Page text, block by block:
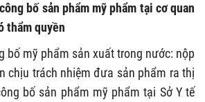
bố sản phẩm mỹ phẩm tại cơ quan
thẩm quyền
bố mỹ phẩm sản xuất trong nước: nộp
chịu trách nhiệm đưa sản phẩm ra thị
bố sản phẩm mỹ phẩm tại Sở Y tế